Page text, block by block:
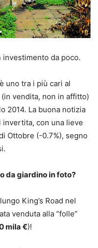
investimento da poco.
uno tra i più cari al
vendita, non in affitto)
2014. La buona notizia
invertita, con una lieve
Ottobre (-0.7%), segno
da giardino in foto?
King’s Road nel
venduta alla “folle”
mila €)!